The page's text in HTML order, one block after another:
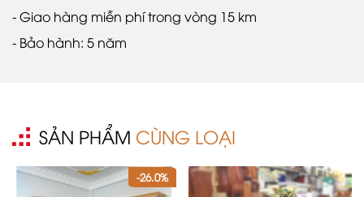
- Giao hàng miễn phí trong vòng 15 km
- Bảo hành: 5 năm
SẢN PHẨM CÙNG LOẠI
-26.0%